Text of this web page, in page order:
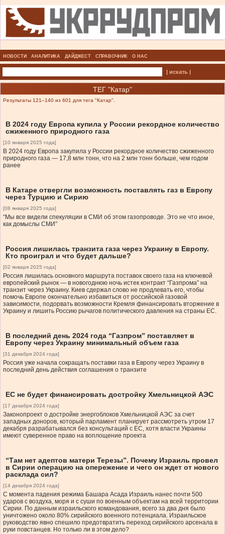
НОВОСТИ АНАЛИТИКА ДАЙДЖЕСТ СПРАВОЧНИК О НАС
| искать |
ТЕГ "Катар"
Результаты 121–140 из 601 для тега "Катар".
В 2024 году Европа купила у России рекордное количество
сжиженного природного газа
[10 января 2025 года]
В 2024 году Европа закупила у России рекордное количество сжиженного
природного газа — 17,8 млн тонн, что на 2 млн тонн больше, чем годом
ранее
В Катаре отвергли возможность поставлять газ в Европу
через Турцию и Сирию
[08 января 2025 года]
“Мы все видели спекуляции в СМИ об этом газопроводе. Это не что иное,
как домыслы СМИ”
Россия лишилась транзита газа через Украину в Европу.
Кто проиграл и что будет дальше?
[02 января 2025 года]
Россия лишилась основного маршрута поставок своего газа на ключевой
европейский рынок — в новогоднюю ночь истек контракт “Газпрома” на
транзит через Украину. Киев сдержал слово не продлевать его, чтобы
помочь Европе окончательно избавиться от российской газовой
зависимости, подорвать возможности Кремля финансировать вторжение в
Украину и лишить Россию рычагов политического давления на страны ЕС.
В последний день 2024 года “Газпром” поставляет в
Европу через Украину минимальный объем газа
[31 декабря 2024 года]
Россия уже начала сокращать поставки газа в Европу через Украину в
последний день действия соглашения о транзите
ЕС не будет финансировать достройку Хмельницкой АЭС
[17 декабря 2024 года]
Законопроект о достройке энергоблоков Хмельницкой АЭС за счет
западных доноров, который парламент планирует рассмотреть утром 17
декабря разрабатывался без консультаций с ЕС, хотя власти Украины
имеют суверенное право на воплощение проекта
“Там нет адептов матери Терезы”. Почему Израиль провел
в Сирии операцию на опережение и чего он ждет от нового
расклада сил?
[14 декабря 2024 года]
С момента падения режима Башара Асада Израиль нанес почти 500
ударов с воздуха, моря и с суши по военным объектам на всей территории
Сирии. По данным израильского командования, всего за два дня было
уничтожено около 80% сирийского военного потенциала. Израильское
руководство явно спешило предотвратить переход сирийского арсенала в
руки повстанцев. Но только ли в этом дело?